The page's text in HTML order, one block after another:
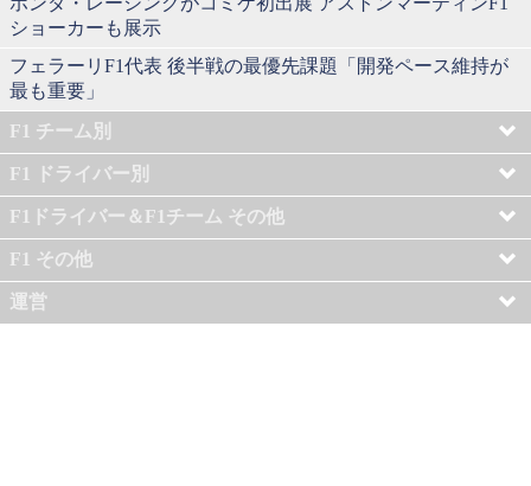
ショーカーも展示
フェラーリF1代表 後半戦の最優先課題「開発ペース維持が
最も重要」
F1 チーム別
F1 ドライバー別
F1ドライバー＆F1チーム その他
F1 その他
運営